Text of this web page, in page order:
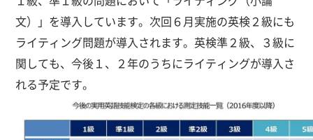
文）」を導入しています。次回６月実施の英検２級にも
ライティング問題が導入されます。英検準２級、３級に
関しても、今後１、２年のうちにライティングが導入さ
れる予定です。